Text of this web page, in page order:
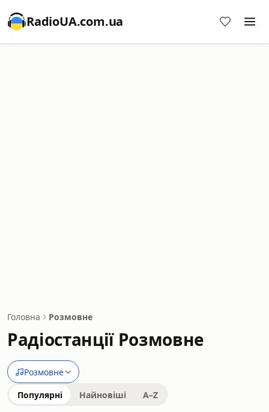
RadioUA.com.ua
Головна Розмовне
Радіостанції Розмовне
Розмовне
Популярні Найновіші A–Z